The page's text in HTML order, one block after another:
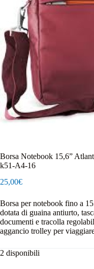
Borsa Notebook 15,6”
k51-A4-16
25,00€
Borsa per notebook fino a
dotata di guaina antiurto,
documenti e tracolla
aggancio trolley per
2 disponibili